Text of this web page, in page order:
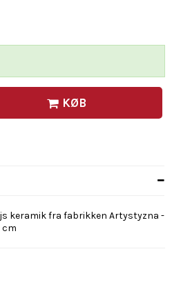
KØB
keramik fra fabrikken Artystyzna -
cm